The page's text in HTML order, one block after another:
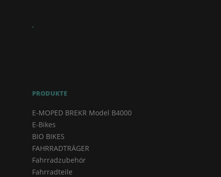
.
PRODUKTE
E-MOPED BREKR Model B4000
E-Bikes
BIO BIKES
FAHRRADTRÄGER
Fahrradzubehör
Fahrradteile